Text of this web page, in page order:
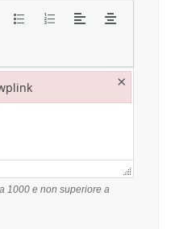
1000 e non superiore a
×